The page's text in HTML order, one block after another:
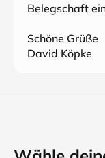
Belegschaft
Schöne Grüße
David Köpke